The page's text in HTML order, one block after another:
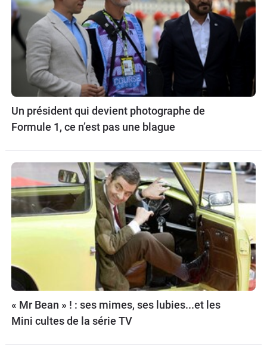
Un président qui devient photographe de
Formule 1, ce n’est pas une blague
« Mr Bean » ! : ses mimes, ses lubies...et les
Mini cultes de la série TV